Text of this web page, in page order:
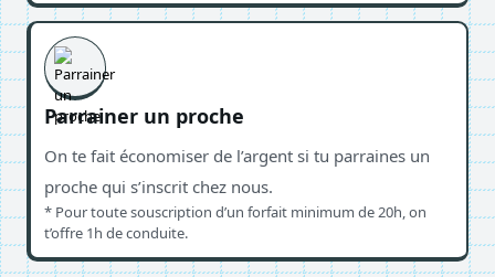
Parrainer un proche
On te fait économiser de l’argent si tu parraines un
proche qui s’inscrit chez nous.
* Pour toute souscription d’un forfait minimum de 20h, on
t’offre 1h de conduite.